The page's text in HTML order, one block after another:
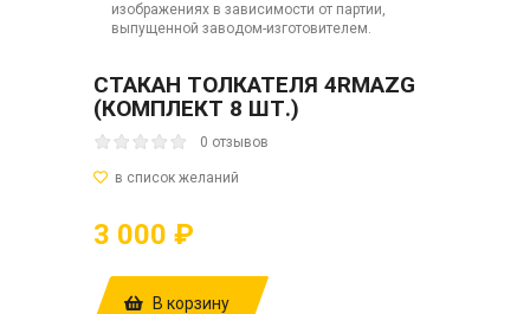
изображениях в зависимости от партии,
выпущенной заводом-изготовителем.
СТАКАН ТОЛКАТЕЛЯ 4RMAZG
(КОМПЛЕКТ 8 ШТ.)
0 отзывов
3 000 ₽
В корзину